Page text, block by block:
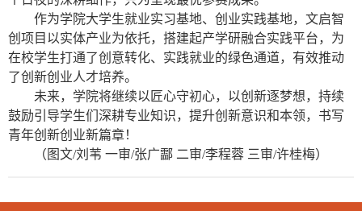
作为学院大学生就业实习基地、创业实践基地，文启智
创项目以实体产业为依托，搭建起产学研融合实践平台，为
在校学生打通了创意转化、实践就业的绿色通道，有效推动
了创新创业人才培养。
未来，学院将继续以匠心守初心，以创新逐梦想，持续
鼓励引导学生们深耕专业知识，提升创新意识和本领，书写
青年创新创业新篇章！
（图文/刘苇 一审/张广酃 二审/李程蓉 三审/许桂梅）